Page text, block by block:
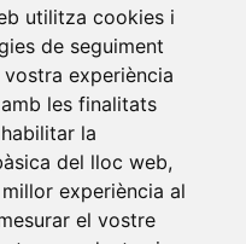
utilitza cookies i
de seguiment
experiència
les finalitats
la
del lloc web,
experiència al
el vostre
Universitat d'Alacant
Autònoma de
• Universitat
de Girona